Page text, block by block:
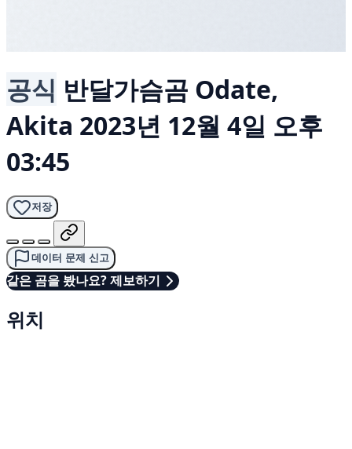
공식 반달가슴곰 Odate,
Akita 2023년 12월 4일 오후
03:45
저장
데이터 문제 신고
같은 곰을 봤나요? 제보하기
위치